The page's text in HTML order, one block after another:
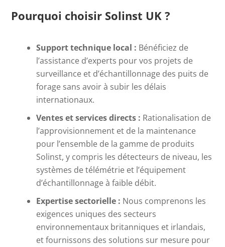
Pourquoi choisir Solinst UK ?
Support technique local : Bénéficiez de
l’assistance d’experts pour vos projets de
surveillance et d’échantillonnage des puits de
forage sans avoir à subir les délais
internationaux.
Ventes et services directs : Rationalisation de
l’approvisionnement et de la maintenance
pour l’ensemble de la gamme de produits
Solinst, y compris les détecteurs de niveau, les
systèmes de télémétrie et l’équipement
d’échantillonnage à faible débit.
Expertise sectorielle : Nous comprenons les
exigences uniques des secteurs
environnementaux britanniques et irlandais,
et fournissons des solutions sur mesure pour